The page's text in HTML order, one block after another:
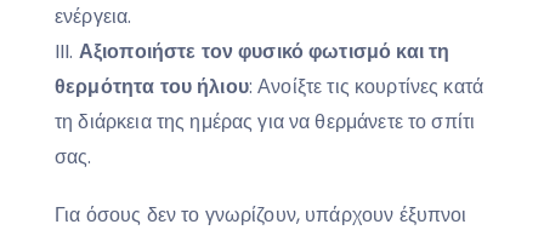
ενέργεια.
Αξιοποιήστε τον φυσικό φωτισμό και τη
θερμότητα του ήλιου: Ανοίξτε τις κουρτίνες κατά
τη διάρκεια της ημέρας για να θερμάνετε το σπίτι
σας.
Για όσους δεν το γνωρίζουν, υπάρχουν έξυπνοι